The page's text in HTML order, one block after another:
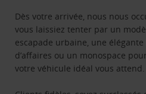
Dès votre arrivée, nous nous
vous laissiez tenter par un
escapade urbaine, une
d’affaires ou un monospace
votre véhicule idéal vous attend.